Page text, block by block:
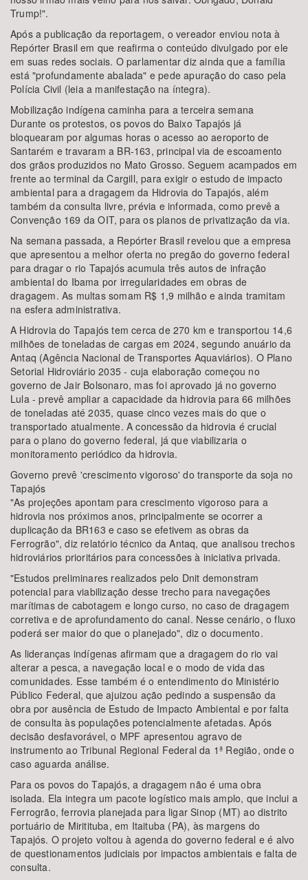
Trump!".
Após a publicação da reportagem, o vereador enviou nota à
Repórter Brasil em que reafirma o conteúdo divulgado por ele
em suas redes sociais. O parlamentar diz ainda que a família
está "profundamente abalada" e pede apuração do caso pela
Polícia Civil (leia a manifestação na íntegra).
Mobilização indígena caminha para a terceira semana
Durante os protestos, os povos do Baixo Tapajós já
bloquearam por algumas horas o acesso ao aeroporto de
Santarém e travaram a BR-163, principal via de escoamento
dos grãos produzidos no Mato Grosso. Seguem acampados em
frente ao terminal da Cargill, para exigir o estudo de impacto
ambiental para a dragagem da Hidrovia do Tapajós, além
também da consulta livre, prévia e informada, como prevê a
Convenção 169 da OIT, para os planos de privatização da via.
Na semana passada, a Repórter Brasil revelou que a empresa
que apresentou a melhor oferta no pregão do governo federal
para dragar o rio Tapajós acumula três autos de infração
ambiental do Ibama por irregularidades em obras de
dragagem. As multas somam R$ 1,9 milhão e ainda tramitam
na esfera administrativa.
A Hidrovia do Tapajós tem cerca de 270 km e transportou 14,6
milhões de toneladas de cargas em 2024, segundo anuário da
Antaq (Agência Nacional de Transportes Aquaviários). O Plano
Setorial Hidroviário 2035 - cuja elaboração começou no
governo de Jair Bolsonaro, mas foi aprovado já no governo
Lula - prevê ampliar a capacidade da hidrovia para 66 milhões
de toneladas até 2035, quase cinco vezes mais do que o
transportado atualmente. A concessão da hidrovia é crucial
para o plano do governo federal, já que viabilizaria o
monitoramento periódico da hidrovia.
Governo prevê 'crescimento vigoroso' do transporte da soja no
Tapajós
"As projeções apontam para crescimento vigoroso para a
hidrovia nos próximos anos, principalmente se ocorrer a
duplicação da BR163 e caso se efetivem as obras da
Ferrogrão", diz relatório técnico da Antaq, que analisou trechos
hidroviários prioritários para concessões à iniciativa privada.
"Estudos preliminares realizados pelo Dnit demonstram
potencial para viabilização desse trecho para navegações
marítimas de cabotagem e longo curso, no caso de dragagem
corretiva e de aprofundamento do canal. Nesse cenário, o fluxo
poderá ser maior do que o planejado", diz o documento.
As lideranças indígenas afirmam que a dragagem do rio vai
alterar a pesca, a navegação local e o modo de vida das
comunidades. Esse também é o entendimento do Ministério
Público Federal, que ajuizou ação pedindo a suspensão da
obra por ausência de Estudo de Impacto Ambiental e por falta
de consulta às populações potencialmente afetadas. Após
decisão desfavorável, o MPF apresentou agravo de
instrumento ao Tribunal Regional Federal da 1ª Região, onde o
caso aguarda análise.
Para os povos do Tapajós, a dragagem não é uma obra
isolada. Ela integra um pacote logístico mais amplo, que inclui a
Ferrogrão, ferrovia planejada para ligar Sinop (MT) ao distrito
portuário de Miritituba, em Itaituba (PA), às margens do
Tapajós. O projeto voltou à agenda do governo federal e é alvo
de questionamentos judiciais por impactos ambientais e falta de
consulta.